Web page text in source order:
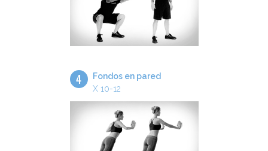
4
Fondos en pared
X 10-12